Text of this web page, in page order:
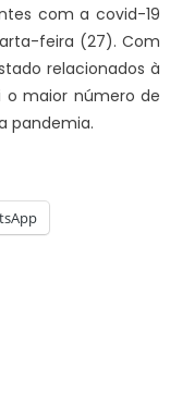
com a covid-19
feira (27). Com
relacionados à
o maior número de
pandemia.